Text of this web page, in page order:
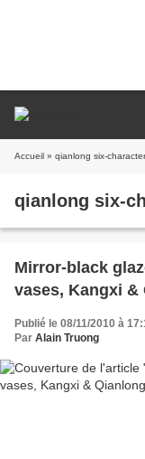
Accueil » qianlong six-
qianlong six-
Mirror-black
vases, Kangxi
Publié le 08/11/2010 à
Par Alain Truong